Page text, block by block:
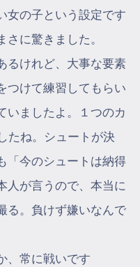
の子という設定です
に驚きました。
るけれど、大事な要素
つけて練習してもらい
いましたよ。１つのカ
たね。シュートが決
「今のシュートは納得
人が言うので、本当に
る。負けず嫌いなんで
、常に戦いです